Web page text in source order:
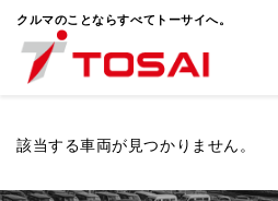
クルマのことならすべてトーサイへ。
該当する車両が見つかりません。